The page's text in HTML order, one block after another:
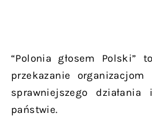
“Polonia głosem
przekazanie
sprawniejszego
państwie.